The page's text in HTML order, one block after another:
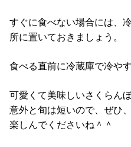
すぐに食べない場合には、
所に置いておきましょう。
食べる直前に冷蔵庫で冷や
可愛くて美味しいさくらんぼ
意外と旬は短いので、ぜひ
楽しんでくださいね＾＾